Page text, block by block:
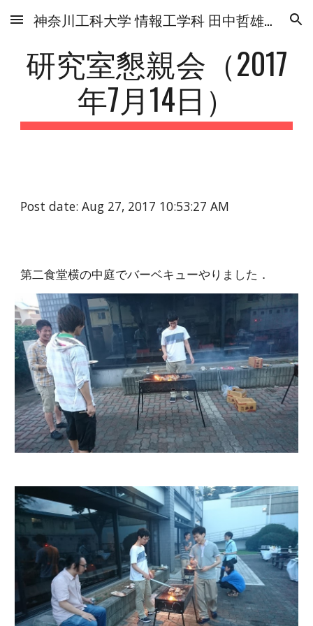
Skip to main content Skip to navigation
神奈川工科大学 情報工学科 田中哲雄研究室
研究室懇親会（2017
年7月14日）
Post date: Aug 27, 2017 10:53:27 AM
第二食堂横の中庭でバーベキューやりました．